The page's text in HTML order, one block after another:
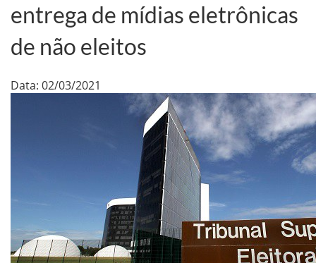
entrega de mídias eletrônicas
de não eleitos
Data: 02/03/2021